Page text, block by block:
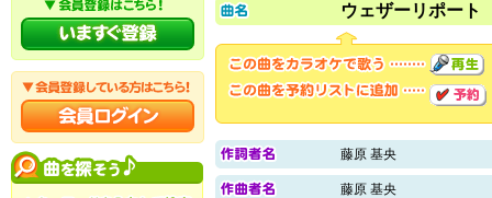
ウェザーリポート
藤原 基央
藤原 基央